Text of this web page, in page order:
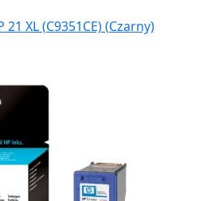
XL (C9351CE) (Czarny)